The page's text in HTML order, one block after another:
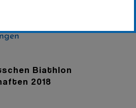
Biathlon
2018